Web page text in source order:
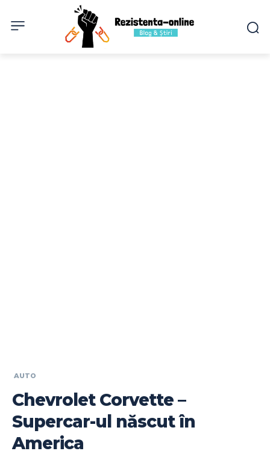
AUTO
Chevrolet Corvette –
Supercar-ul născut în
America